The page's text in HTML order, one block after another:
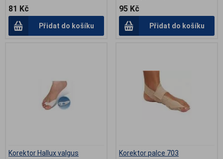
81 Kč
Přidat do košíku
95 Kč
Přidat do košíku
Korektor Hallux valgus
Korektor palce 703